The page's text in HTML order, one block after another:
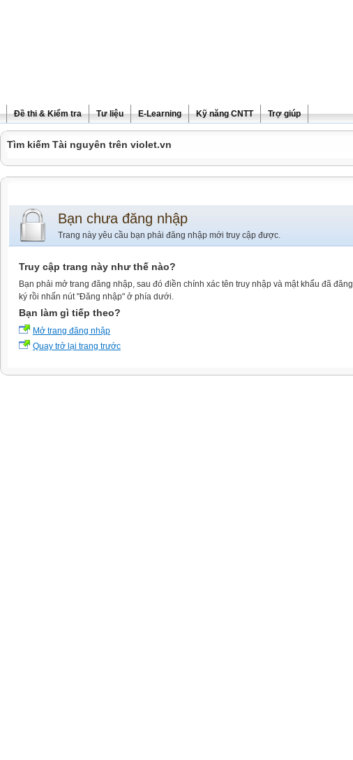
Đề thi & Kiểm tra Tư liệu E-Learning Kỹ năng CNTT Trợ giúp
Tìm kiếm Tài nguyên trên violet.vn
Bạn chưa đăng nhập
Trang này yêu cầu bạn phải đăng nhập mới truy cập được.
Truy cập trang này như thế nào?
Bạn phải mở trang đăng nhập, sau đó điền chính xác tên truy nhập và mật khẩu đã đăng
ký rồi nhấn nút "Đăng nhập" ở phía dưới.
Bạn làm gì tiếp theo?
Mở trang đăng nhập
Quay trở lại trang trước